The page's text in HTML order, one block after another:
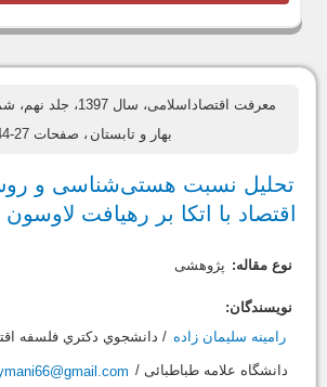
بهار و تابستان ، صفحات 27-44
تحلیل نسبت هستی‌شناسی و
اقتصاد با اتکا بر رهیافت لاوسون
نوع مقاله: پژوهشی
نویسندگان:
رامینه سلیمان زاده / دانشجوي دكتري فلسفه
دانشگاه علامه طباطبائی /